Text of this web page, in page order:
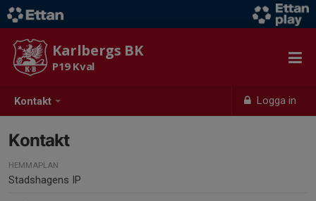
Kontakt Logga in
Karlbergs BK
P19 Kval
Kontakt
HEMMAPLAN
Stadshagens IP